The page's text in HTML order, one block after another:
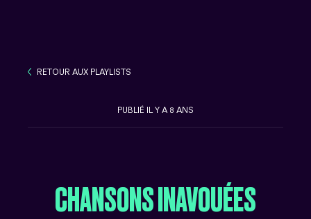
RETOUR AUX PLAYLISTS
PUBLIÉ IL Y A 8 ANS
CHANSONS INAVOUÉES